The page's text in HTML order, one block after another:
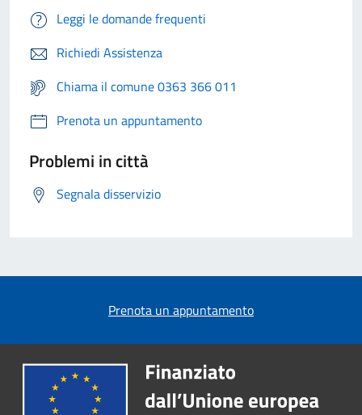
Leggi le domande frequenti
Richiedi Assistenza
Chiama il comune 0363 366 011
Prenota un appuntamento
Problemi in città
Segnala disservizio
Prenota un appuntamento